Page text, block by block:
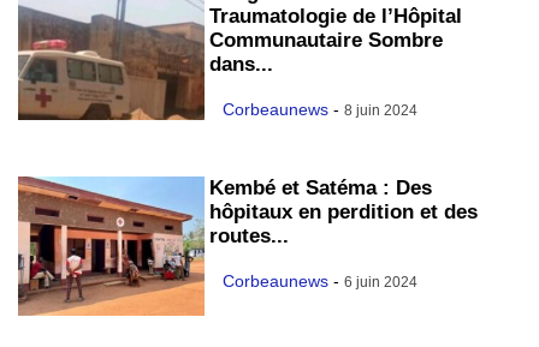
Traumatologie de l’Hôpital
Communautaire Sombre
dans...
Corbeaunews - 8 juin 2024
Kembé et Satéma : Des
hôpitaux en perdition et des
routes...
Corbeaunews - 6 juin 2024